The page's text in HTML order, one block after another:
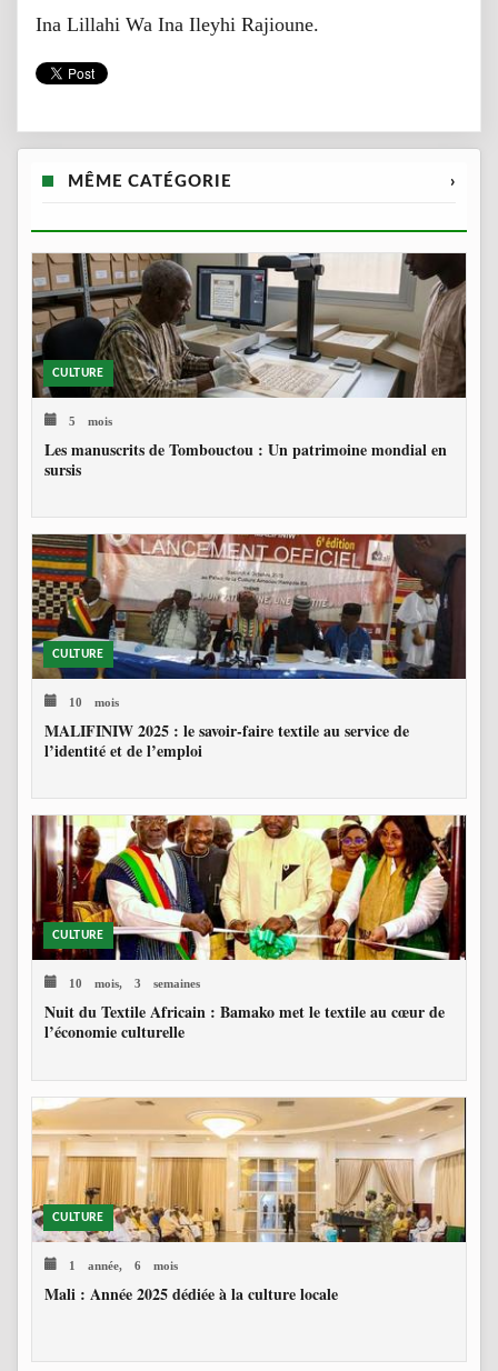
Ina Lillahi Wa Ina Ileyhi Rajioune.
MÊME CATÉGORIE ›
CULTURE
5 mois
Les manuscrits de Tombouctou : Un patrimoine mondial en
sursis
CULTURE
10 mois
MALIFINIW 2025 : le savoir-faire textile au service de
l’identité et de l’emploi
CULTURE
10 mois, 3 semaines
Nuit du Textile Africain : Bamako met le textile au cœur de
l’économie culturelle
CULTURE
1 année, 6 mois
Mali : Année 2025 dédiée à la culture locale